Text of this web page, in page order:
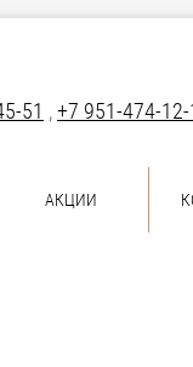
51 ,+7 951-474-
АКЦИИ